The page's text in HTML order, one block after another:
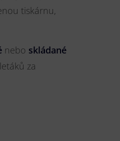
tiskárnu,
nebo skládané
za